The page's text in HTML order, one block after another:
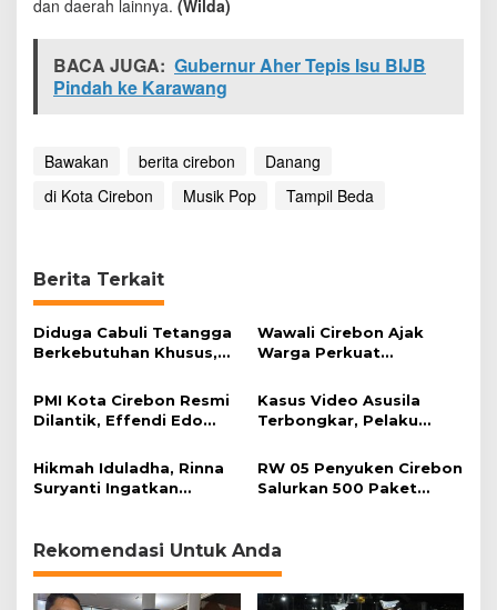
n
dan daerah lainnya. (Wilda)
BACA JUGA: Gubernur Aher Tepis Isu BIJB
Pindah ke Karawang
Bawakan berita cirebon
Danang
di Kota Cirebon
Musik Pop Tampil Beda
Berita Terkait
Diduga Cabuli Tetangga
Berkebutuhan Khusus,
Wawali Cirebon Ajak
Warga Perkuat
Momentum Harjad ke-
599
PMI Kota Cirebon Resmi
Dilantik, Effendi Edo
Bencana
Kasus Video Asusila
Terbongkar, Pelaku
Korban Baru
Hikmah Iduladha, Rinna
Suryanti Ingatkan
RW 05 Penyuken Cirebon
Salurkan 500 Paket
Rekomendasi Untuk Anda